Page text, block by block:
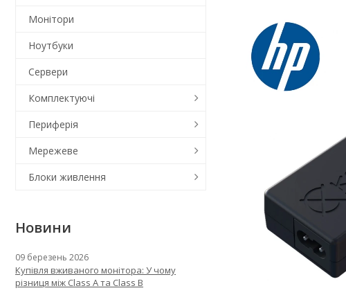
Монітори
Ноутбуки
Сервери
Комплектуючі
Периферія
Мережеве
Блоки живлення
Новини
09 березень 2026
Купівля вживаного монітора: У чому
різниця між Class A та Class B